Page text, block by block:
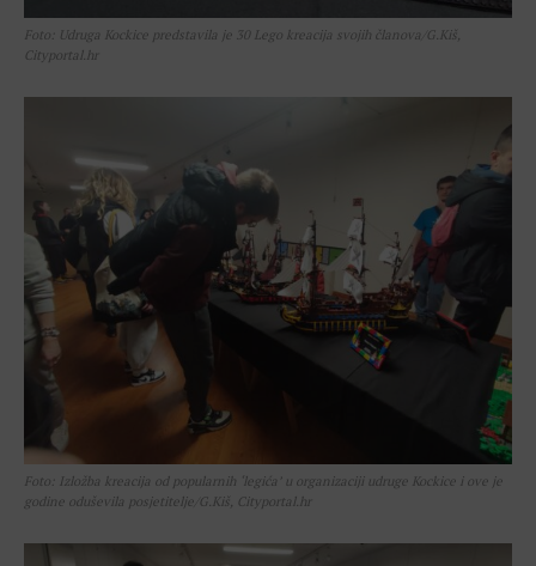
Foto: Udruga Kockice predstavila je 30 Lego kreacija svojih članova/G.Kiš,
Cityportal.hr
Foto: Izložba kreacija od popularnih ‘legića’ u organizaciji udruge Kockice i ove je
godine oduševila posjetitelje/G.Kiš, Cityportal.hr